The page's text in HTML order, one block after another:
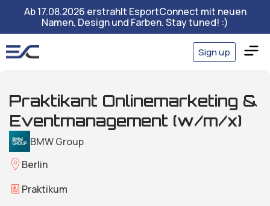
Ab 17.08.2026 erstrahlt EsportConnect mit neuen
Namen, Design und Farben. Stay tuned! :)
Sign up
Praktikant Onlinemarketing &
Eventmanagement (w/m/x)
BMW Group
Berlin
Praktikum